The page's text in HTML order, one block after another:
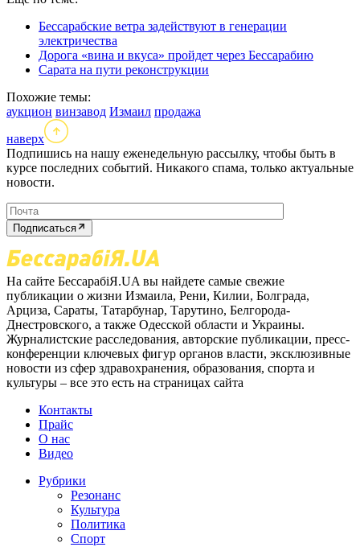
Бессарабские ветра задействуют в генерации
электричества
Дорога «вина и вкуса» пройдет через Бессарабию
Сарата на пути реконструкции
Похожие темы:
аукцион винзавод Измаил продажа
наверх
Подпишись на нашу еженедельную рассылку, чтобы быть в
курсе последних событий. Никакого спама, только актуальные
новости.
Подписаться
На сайте БессарабіЯ.UA вы найдете самые свежие
публикации о жизни Измаила, Рени, Килии, Болграда,
Арциза, Сараты, Татарбунар, Тарутино, Белгорода-
Днестровского, а также Одесской области и Украины.
Журналистские расследования, авторские публикации, пресс-
конференции ключевых фигур органов власти, эксклюзивные
новости из сфер здравохранения, образования, спорта и
культуры – все это есть на страницах сайта
Контакты
Прайс
О нас
Видео
Рубрики
Резонанс
Культура
Политика
Спорт